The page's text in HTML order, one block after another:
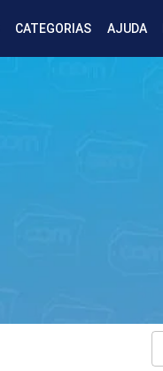
CATEGORIAS AJUDA